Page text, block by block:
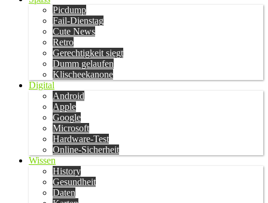
Picdump
Fail-Dienstag
Cute News
Retro
Gerechtigkeit siegt
Dumm gelaufen
Klischeekanone
Digital
Android
Apple
Google
Microsoft
Hardware-Test
Online-Sicherheit
Wissen
History
Gesundheit
Daten